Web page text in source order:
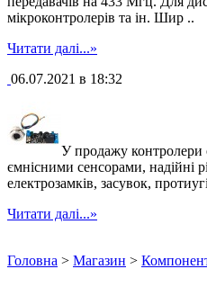
мікроконтролерів та ін. Шир ..
Читати далі...»
06.07.2021 в 18:32
У продажу контролери
ємнісними сенсорами, надійні
електрозамків, засувок,
Читати далі...»
Головна > Магазин >